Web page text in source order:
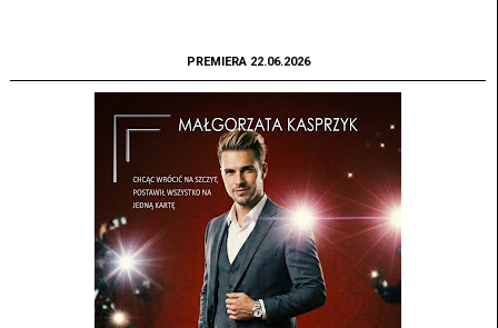
PREMIERA 22.06.2026